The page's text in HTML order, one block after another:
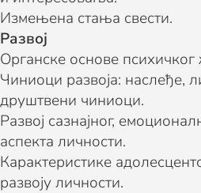
Измењена стања свести.
Развој
Органске основе психичког
Чиниоци развоја: наслеђе,
друштвени чиниоци.
Развој сазнајног,
аспекта личности.
Карактеристике
развоју личности.